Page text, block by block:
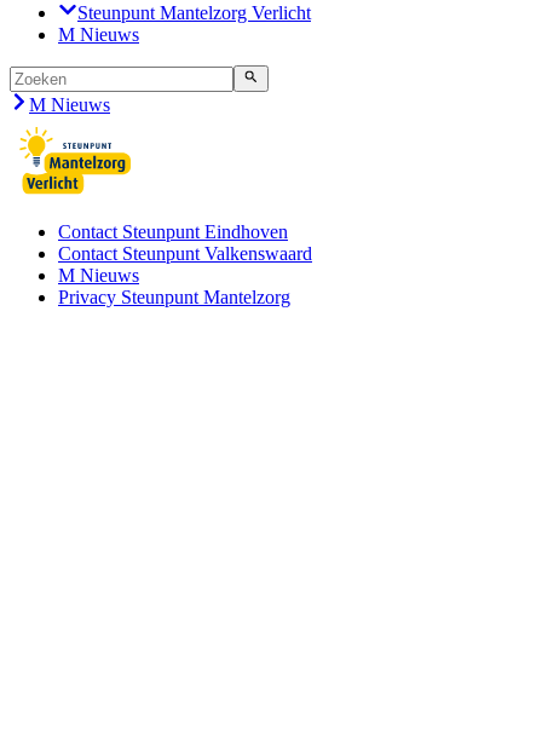
Steunpunt Mantelzorg Verlicht
M Nieuws
M Nieuws
Contact Steunpunt Eindhoven
Contact Steunpunt Valkenswaard
M Nieuws
Privacy Steunpunt Mantelzorg